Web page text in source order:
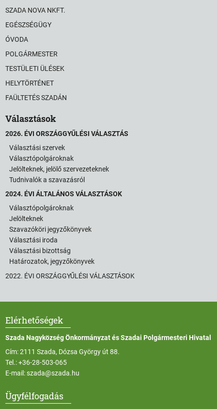
SZADA NOVA NKFT.
EGÉSZSÉGÜGY
ÓVODA
POLGÁRMESTER
TESTÜLETI ÜLÉSEK
HELYTÖRTÉNET
FAÜLTETÉS SZADÁN
Választások
2026. ÉVI ORSZÁGGYŰLÉSI VÁLASZTÁS
Választási szervek
Választópolgároknak
Jelölteknek, jelölő szervezeteknek
Tudnivalók a szavazásról
2024. ÉVI ÁLTALÁNOS VÁLASZTÁSOK
Választópolgároknak
Jelölteknek
Szavazóköri jegyzőkönyvek
Választási iroda
Választási bizottság
Határozatok, jegyzőkönyvek
2022. ÉVI ORSZÁGGYŰLÉSI VÁLASZTÁSOK
Elérhetőségek
Szada Nagyközség Önkormányzat és Szadai Polgármesteri Hivatal
Cím: 2111 Szada, Dózsa György út 88.
Tel.:+36-28-503-065
E-mail:szada@szada.hu
Ügyfélfogadás